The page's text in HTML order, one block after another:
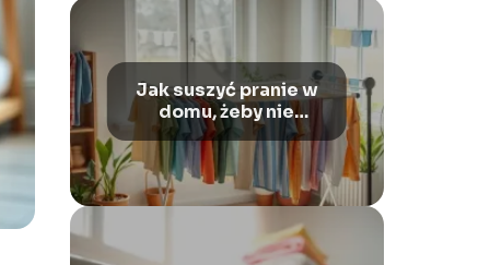
Jak suszyć pranie w
domu, żeby nie
śmierdziało?
Sprawdzone
sposoby!